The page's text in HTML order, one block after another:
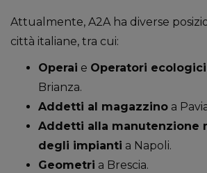
Attualmente, A2A ha diverse
città italiane, tra cui:
Operai e Operatori ecologici
Brianza.
Addetti al magazzino a
Addetti alla manutenzione
degli impianti a Napoli.
Geometri a Brescia.